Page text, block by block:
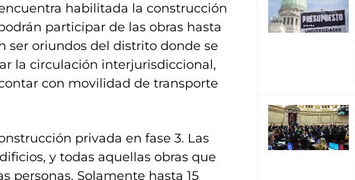
habilitada la construcción
participar de las obras hasta
ser oriundos del distrito donde se
la circulación interjurisdiccional,
con movilidad de transporte
privada en fase 3. Las
y todas aquellas obras que
personas. Solamente hasta 15